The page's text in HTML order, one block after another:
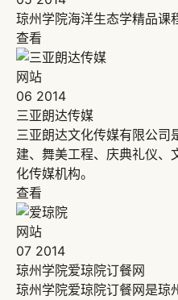
琼州学院海洋生态学精品课
查看
网站
06 2014
三亚朗达传媒
三亚朗达文化传媒有限公司
建、舞美工程、庆典礼仪、
化传媒机构。
查看
网站
07 2014
琼州学院爱琼院订餐网
琼州学院爱琼院订餐网是琼